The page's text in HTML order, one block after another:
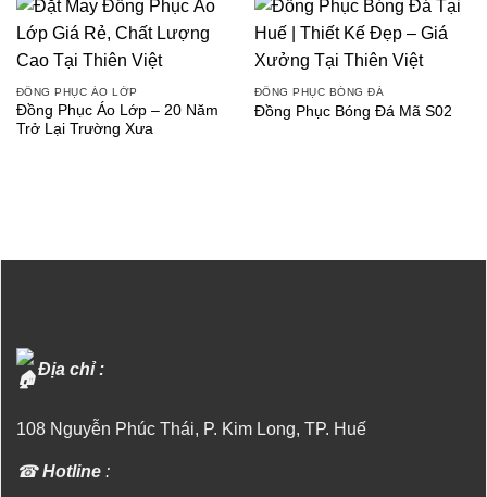
ĐỒNG PHỤC ÁO LỚP
Đồng Phục Áo Lớp – 20 Năm
Trở Lại Trường Xưa
ĐỒNG PHỤC BÓNG ĐÁ
Đồng Phục Bóng Đá Mã S02
Địa chỉ :
108 Nguyễn Phúc Thái, P. Kim Long, TP. Huế
☎Hotline :